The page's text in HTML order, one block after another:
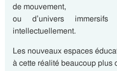
de mouvement,
ou d’univers
intellectuellement.
Les nouveaux espaces
à cette réalité beaucoup plus